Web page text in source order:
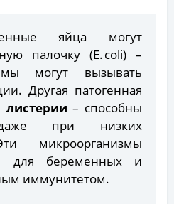
яйца могут
палочку (E. coli) –
могут вызывать
Другая патогенная
листерии– способны
даже при низких
микроорганизмы
для беременных и
иммунитетом.